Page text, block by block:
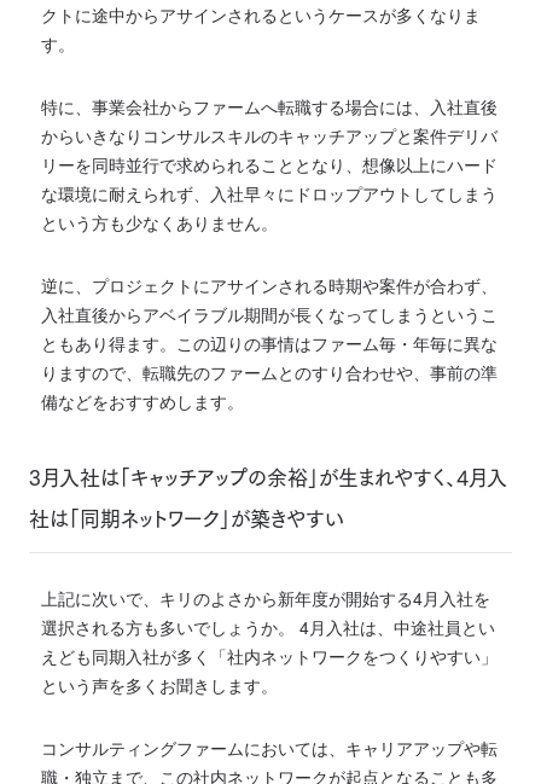
クトに途中からアサインされるというケースが多くなりま
す。
特に、事業会社からファームへ転職する場合には、入社直後
からいきなりコンサルスキルのキャッチアップと案件デリバ
リーを同時並行で求められることとなり、想像以上にハード
な環境に耐えられず、入社早々にドロップアウトしてしまう
という方も少なくありません。
逆に、プロジェクトにアサインされる時期や案件が合わず、
入社直後からアベイラブル期間が長くなってしまうというこ
ともあり得ます。この辺りの事情はファーム毎・年毎に異な
りますので、転職先のファームとのすり合わせや、事前の準
備などをおすすめします。
3月入社は「キャッチアップの余裕」が生まれやすく、4月入
社は「同期ネットワーク」が築きやすい
上記に次いで、キリのよさから新年度が開始する4月入社を
選択される方も多いでしょうか。 4月入社は、中途社員とい
えども同期入社が多く「社内ネットワークをつくりやすい」
という声を多くお聞きします。
コンサルティングファームにおいては、キャリアアップや転
職・独立まで、この社内ネットワークが起点となることも多